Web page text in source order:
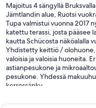
Majoitus 4 sängyllä
Jämtlandin alue, Ruotsi
Tupa valmistui vuonna 2017
katettu terassi, josta pääsee
kautta Schücosta näköalalla
Yhdistetty keittiö / olohuone,
valoisia ja valoisia huoneita.
astianpesukone ja
pesukone. Yhdessä
kerrossänky.
Gb viikossa.